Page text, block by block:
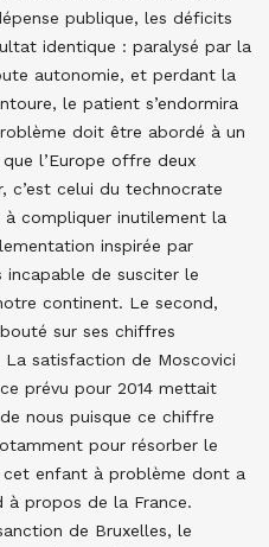
publique, les déficits
identique : paralysé par la
autonomie, et perdant la
le patient s’endormira
doit être abordé à un
l’Europe offre deux
c’est celui du technocrate
à compliquer inutilement la
inspirée par
incapable de susciter le
continent. Le second,
sur ses chiffres
La satisfaction de Moscovici
prévu pour 2014 mettait
nous puisque ce chiffre
pour résorber le
enfant à problème dont a
à propos de la France.
de Bruxelles, le